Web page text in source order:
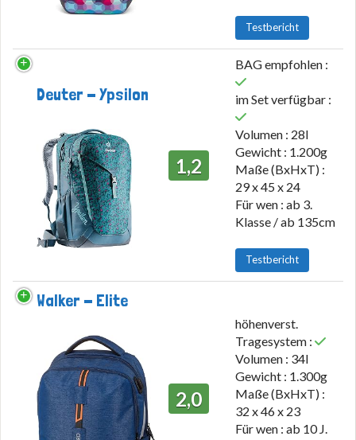
Testbericht
Deuter - Ypsilon
1,2
BAG empfohlen :
im Set verfügbar :
Volumen : 28l
Gewicht : 1.200g
Maße (BxHxT) :
29 x 45 x 24
Für wen : ab 3.
Klasse / ab 135cm
Testbericht
Walker - Elite
2,0
höhenverst.
Tragesystem :
Volumen : 34l
Gewicht : 1.300g
Maße (BxHxT) :
32 x 46 x 23
Für wen : ab 10 J.